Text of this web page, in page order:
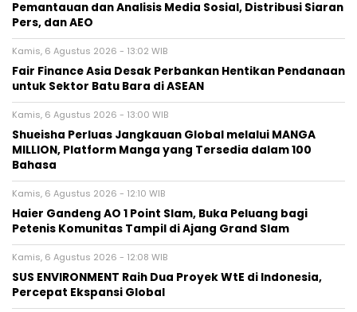
Pemantauan dan Analisis Media Sosial, Distribusi Siaran
Pers, dan AEO
Kamis, 6 Agustus 2026 - 13:02 WIB
Fair Finance Asia Desak Perbankan Hentikan Pendanaan
untuk Sektor Batu Bara di ASEAN
Kamis, 6 Agustus 2026 - 13:00 WIB
Shueisha Perluas Jangkauan Global melalui MANGA
MILLION, Platform Manga yang Tersedia dalam 100
Bahasa
Kamis, 6 Agustus 2026 - 12:10 WIB
Haier Gandeng AO 1 Point Slam, Buka Peluang bagi
Petenis Komunitas Tampil di Ajang Grand Slam
Kamis, 6 Agustus 2026 - 12:08 WIB
SUS ENVIRONMENT Raih Dua Proyek WtE di Indonesia,
Percepat Ekspansi Global